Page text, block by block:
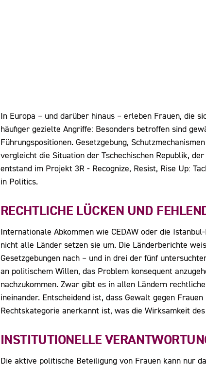
In Europa – und darüber hinaus – erleben Frauen, die
häufiger gezielte Angriffe: Besonders betroffen sind
Führungspositionen. Gesetzgebung,
vergleicht die Situation der Tschechischen Republik,
entstand im Projekt 3R - Recognize, Resist, Rise Up:
in Politics.
RECHTLICHE LÜCKEN UND
Internationale Abkommen wie CEDAW oder die
nicht alle Länder setzen sie um. Die Länderberichte
Gesetzgebungen nach – und in drei der fünf
an politischem Willen, das Problem konsequent
nachzukommen. Zwar gibt es in allen Ländern
ineinander. Entscheidend ist, dass Gewalt gegen
Rechtskategorie anerkannt ist, was die Wirksamkeit
INSTITUTIONELLE
Die aktive politische Beteiligung von Frauen kann nur